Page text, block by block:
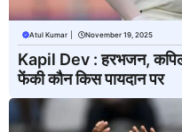
Atul Kumar November 19, 2025
Kapil Dev : हरभजन,
फेंकी कौन किस पायदान पर